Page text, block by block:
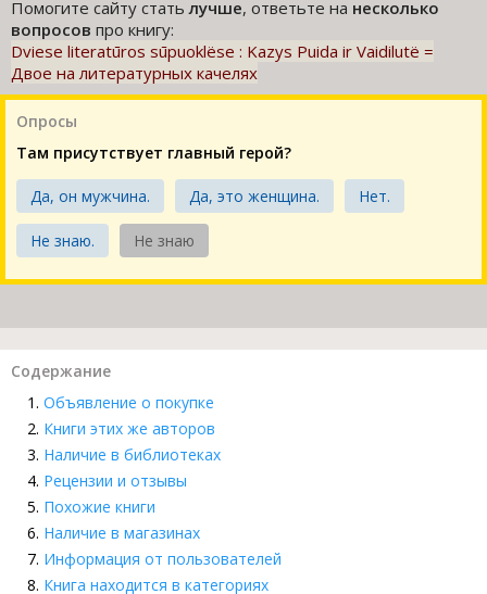
Помогите сайту статьлучше, ответьте на несколько
вопросов про книгу:
Dviese literatūros sūpuoklёse : Kazys Puida ir Vaidilutё =
Двое на литературных качелях
Опросы
Там присутствует главный герой?
Да, он мужчина. Да, это женщина. Нет.
Не знаю. Не знаю
Содержание
Объявление о покупке
Книги этих же авторов
Наличие в библиотеках
Рецензии и отзывы
Похожие книги
Наличие в магазинах
Информация от пользователей
Книга находится в категориях